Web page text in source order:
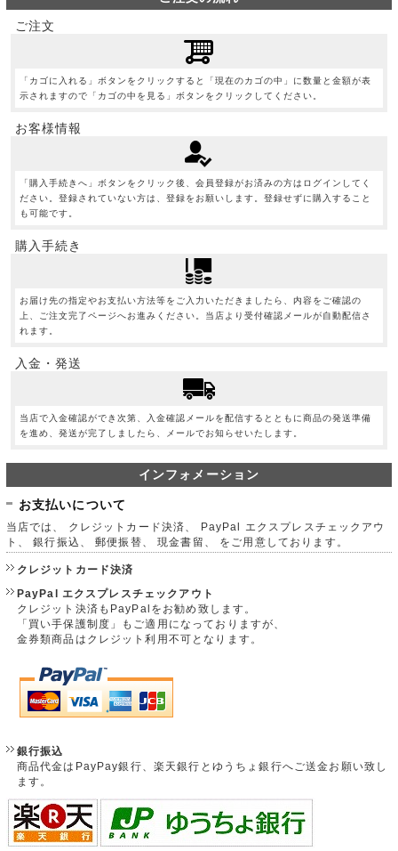
ご注文
「カゴに入れる」ボタンをクリックすると「現在のカゴの中」に数量と金額が表
示されますので「カゴの中を見る」ボタンをクリックしてください。
お客様情報
「購入手続きへ」ボタンをクリック後、会員登録がお済みの方はログインしてく
ださい。登録されていない方は、登録をお願いします。登録せずに購入すること
も可能です。
購入手続き
お届け先の指定やお支払い方法等をご入力いただきましたら、内容をご確認の
上、ご注文完了ページへお進みください。当店より受付確認メールが自動配信さ
れます。
入金・発送
当店で入金確認ができ次第、入金確認メールを配信するとともに商品の発送準備
を進め、発送が完了しましたら、メールでお知らせいたします。
インフォメーション
お支払いについて
当店では、 クレジットカード決済、 PayPal エクスプレスチェックアウ
ト、 銀行振込、 郵便振替、 現金書留、 をご用意しております。
クレジットカード決済
PayPal エクスプレスチェックアウト
クレジット決済もPayPalをお勧め致します。
「買い手保護制度」もご適用になっておりますが、
金券類商品はクレジット利用不可となります。
銀行振込
商品代金はPayPay銀行、楽天銀行とゆうちょ銀行へご送金お願い致し
ます。